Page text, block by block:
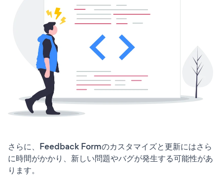
さらに、Feedback Formのカスタマイズと更新にはさら
に時間がかかり、新しい問題やバグが発生する可能性があ
ります。